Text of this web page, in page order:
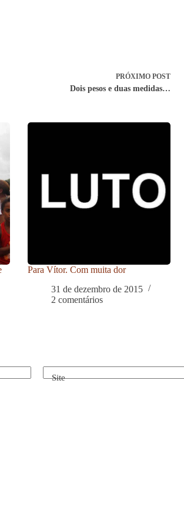
PRÓXIMO POST
Dois pesos e duas medidas…
Para Vítor. Com muita dor
31 de dezembro de 2015
2 comentários
Site